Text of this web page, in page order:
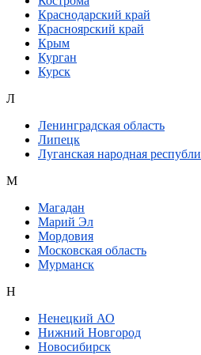
Краснодарский край
Красноярский край
Крым
Курган
Курск
Л
Ленинградская область
Липецк
Луганская народная
М
Магадан
Марий Эл
Мордовия
Московская область
Мурманск
Н
Ненецкий АО
Нижний Новгород
Новосибирск